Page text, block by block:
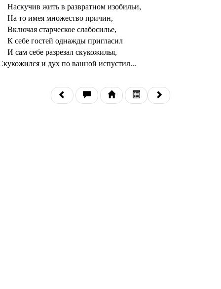
Наскучив жить в развратном изобильи,
На то имея множество причин,
Включая старческое слабосилье,
К себе гостей однажды пригласил
И сам себе разрезал скукожилья,
и дух по ванной испустил...